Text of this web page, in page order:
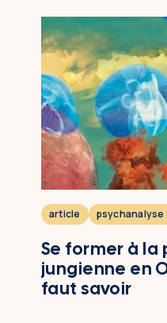
article psychanalyse
Se former à la
jungienne en
faut savoir